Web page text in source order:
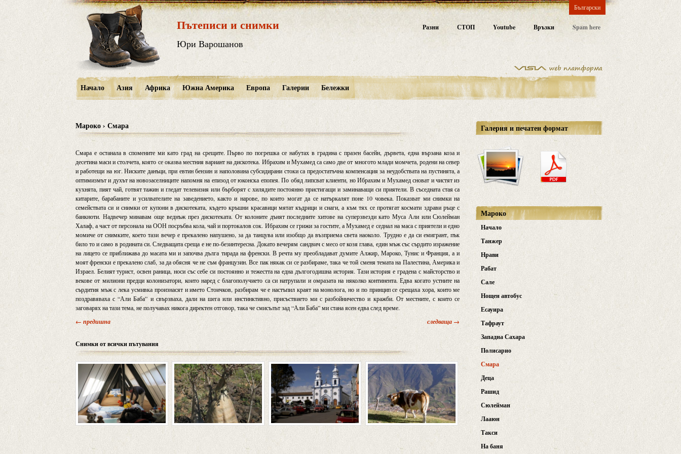
Български
Пътеписи и снимки
Юри Варошанов
Разни СТОП Youtube Връзки Spam here
Начало Азия Африка Южна Америка Европа Галерии Бележки
Галерия и печатен формат
Мароко
Начало
Танжер
Нрави
Рабат
Сале
Нощен автобус
Есауира
Тафраут
Западна Сахара
Полисарио
Смара
Деца
Рашид
Сюлейман
Лааюн
Такси
На баня
Мароко › Смара
Смара е останала в спомените ми като град на срещите. Първо по погрешка се набутах в градина с празен басейн, дървета, една вързана коза и
десетина маси и столчета, която се оказва местния вариант на дискотека. Ибрахим и Мухамед са само две от многото млади момчета, родени на север
и работещи на юг. Ниските данъци, при евтин бензин и наполовина субсидирани стоки са предостатъчна компенсация за неудобствата на пустинята, а
оптимизмът и духът на новозаселниците напомня на епизод от юконска епопея. По обяд липсват клиенти, но Ибрахим и Мухамед сноват и чистят из
кухнята, пият чай, готвят тажин и гледат телевизия или бърборят с хилядите постоянно пристигащи и заминаващи си приятели. В съседната стая са
китарите, барабаните и усилвателите на заведението, както и нарове, по които могат да се натъркалят поне 10 човека. Показват ми снимки на
семействата си и снимки от купони в дискотеката, където кръшни красавици мятат къдрици и снаги, а към тях се протягат космати здрави ръце с
банкноти. Надвечер минавам още веднъж през дискотеката. От колоните дънят последните хитове на суперзвезди като Муса Али или Сюлейман
Халаф, а част от персонала на ООН посръбва кола, чай и портокалов сок. Ибрахим се грижи за гостите, а Мухамед е седнал на маса с приятели и едно
момиче от снимките, което тази вечер е прекалено напушено, за да танцува или изобщо да възприема света наоколо. Трудно е да си емигрант, пък
било то и само в родината си. Следващата среща е не по-безинтересна. Докато вечерям сандвич с месо от козя глава, един мъж със сърдито изражение
на лицето се приближава до масата ми и започва дълга тирада на френски. В речта му преобладават думите Алжир, Мароко, Тунис и Франция, а и
моят френски е прекалено слаб, за да обясня че не съм французин. Все пак някак си се разбираме, така че той сменя темата на Палестина, Америка и
Израел. Белият турист, освен раница, носи със себе си постоянно и тежестта на една дългогодишна история. Тази история е градена с майсторство и
векове от милиони предци колонизатори, които наред с благополучието са си натрупали и омразата на няколко континента. Едва когато устните на
сърдития мъж с лека усмивка произнасят и името Стоичков, разбирам че е настъпил краят на монолога, но и по принцип се срещаха хора, които ме
поздравяваха с “Али Баба” и свързваха, дали на шега или инстинктивно, присъствието ми с разбойничество и кражби. От местните, с които се
заговарях на тази тема, не получавах никога директен отговор, така че смисълът зад “Али Баба” ми стана ясен едва след време.
← предишна следваща →
Снимки от всички пътувания